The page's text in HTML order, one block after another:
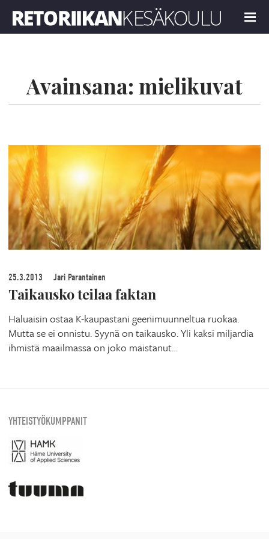
MENU
Avainsana: mielikuvat
25.3.2013 Jari Parantainen
Taikausko teilaa faktan
Haluaisin ostaa K-kaupastani geenimuunneltua ruokaa.
Mutta se ei onnistu. Syynä on taikausko. Yli kaksi miljardia
ihmistä maailmassa on joko maistanut…
YHTEISTYÖKUMPPANIT